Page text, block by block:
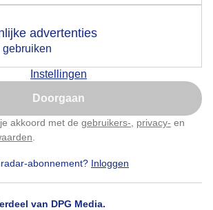
advertenties
Instellingen
Doorgaan
akkoord met de gebruikers- privacy- en
abonnement? Inloggen
van DPG Media.
de Jonkers-of Helomavaort stak mooi
lucht Het was heerlijk weer voor m
maken
goed, toon de popup
niet, misschien later
hierom dit aan te passen